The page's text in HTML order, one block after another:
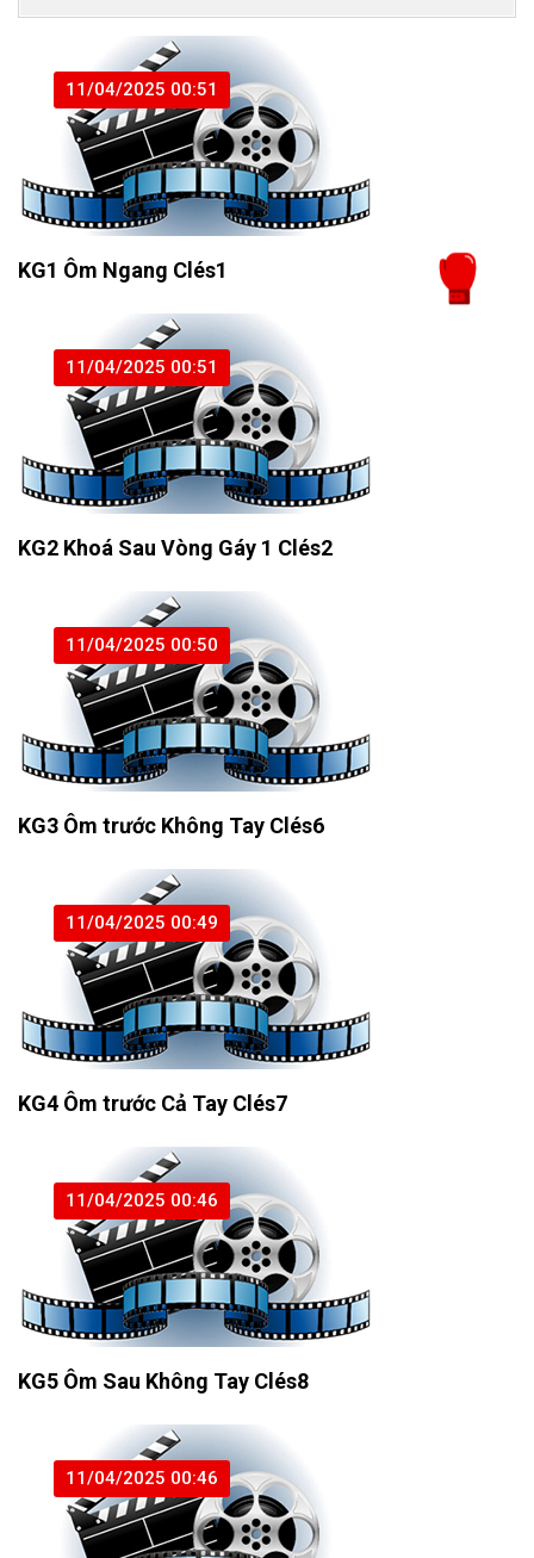
11/04/2025 00:51
KG1 Ôm Ngang Clés1
11/04/2025 00:51
KG2 Khoá Sau Vòng Gáy 1 Clés2
11/04/2025 00:50
KG3 Ôm trước Không Tay Clés6
11/04/2025 00:49
KG4 Ôm trước Cả Tay Clés7
11/04/2025 00:46
KG5 Ôm Sau Không Tay Clés8
11/04/2025 00:46